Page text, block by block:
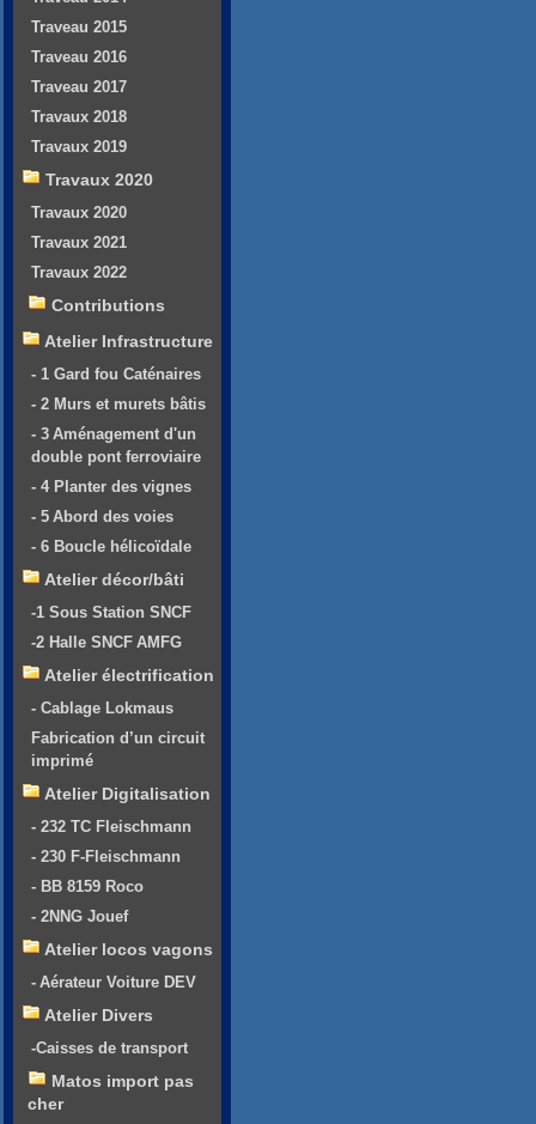
Traveau 2015
Traveau 2016
Traveau 2017
Travaux 2018
Travaux 2019
Travaux 2020
Travaux 2020
Travaux 2021
Travaux 2022
Contributions
Atelier Infrastructure
- 1 Gard fou Caténaires
- 2 Murs et murets bâtis
- 3 Aménagement d'un
double pont ferroviaire
- 4 Planter des vignes
- 5 Abord des voies
- 6 Boucle hélicoïdale
Atelier décor/bâti
-1 Sous Station SNCF
-2 Halle SNCF AMFG
Atelier électrification
- Cablage Lokmaus
Fabrication d’un circuit
imprimé
Atelier Digitalisation
- 232 TC Fleischmann
- 230 F-Fleischmann
- BB 8159 Roco
- 2NNG Jouef
Atelier locos vagons
- Aérateur Voiture DEV
Atelier Divers
-Caisses de transport
Matos import pas
cher